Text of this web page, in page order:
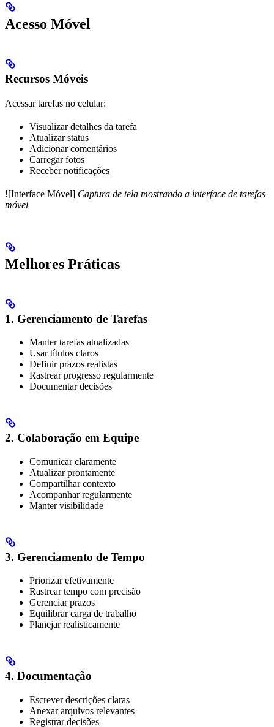
Acesso Móvel
Recursos Móveis
Acessar tarefas no celular:
Visualizar detalhes da tarefa
Atualizar status
Adicionar comentários
Carregar fotos
Receber notificações
![Interface Móvel] Captura de tela mostrando a interface de tarefas
móvel
Melhores Práticas
1. Gerenciamento de Tarefas
Manter tarefas atualizadas
Usar títulos claros
Definir prazos realistas
Rastrear progresso regularmente
Documentar decisões
2. Colaboração em Equipe
Comunicar claramente
Atualizar prontamente
Compartilhar contexto
Acompanhar regularmente
Manter visibilidade
3. Gerenciamento de Tempo
Priorizar efetivamente
Rastrear tempo com precisão
Gerenciar prazos
Equilibrar carga de trabalho
Planejar realisticamente
4. Documentação
Escrever descrições claras
Anexar arquivos relevantes
Registrar decisões